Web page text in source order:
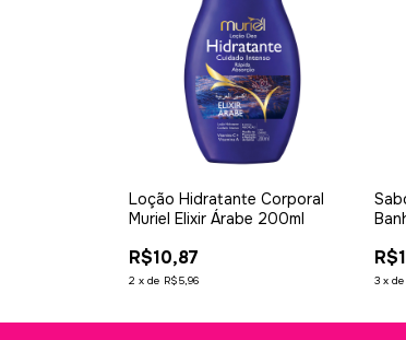
Loção Hidratante Corporal
Muriel Elixir Árabe 200ml
R$10,87
2 x de R$5,96 3 x de